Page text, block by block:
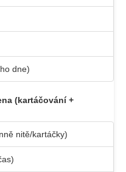
dne)
(kartáčování +
nitě/kartáčky)